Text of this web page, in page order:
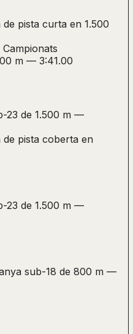
de pista curta en 1.500
m — 3:41.00
23 de 1.500 m —
de pista coberta en
23 de 1.500 m —
sub-18 de 800 m —